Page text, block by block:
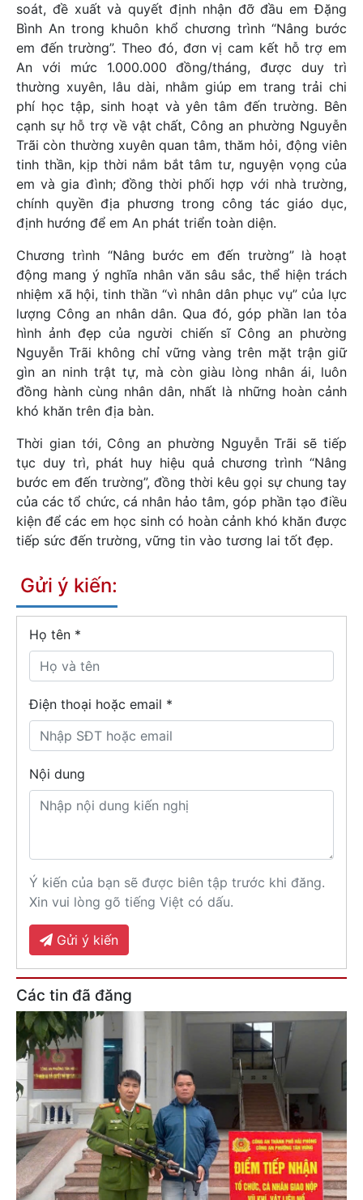
soát, đề xuất và quyết định nhận đỡ đầu em Đặng
Bình An trong khuôn khổ chương trình “Nâng bước
em đến trường”. Theo đó, đơn vị cam kết hỗ trợ em
An với mức 1.000.000 đồng/tháng, được duy trì
thường xuyên, lâu dài, nhằm giúp em trang trải chi
phí học tập, sinh hoạt và yên tâm đến trường. Bên
cạnh sự hỗ trợ về vật chất, Công an phường Nguyễn
Trãi còn thường xuyên quan tâm, thăm hỏi, động viên
tinh thần, kịp thời nắm bắt tâm tư, nguyện vọng của
em và gia đình; đồng thời phối hợp với nhà trường,
chính quyền địa phương trong công tác giáo dục,
định hướng để em An phát triển toàn diện.
Chương trình “Nâng bước em đến trường” là hoạt
động mang ý nghĩa nhân văn sâu sắc, thể hiện trách
nhiệm xã hội, tinh thần “vì nhân dân phục vụ” của lực
lượng Công an nhân dân. Qua đó, góp phần lan tỏa
hình ảnh đẹp của người chiến sĩ Công an phường
Nguyễn Trãi không chỉ vững vàng trên mặt trận giữ
gìn an ninh trật tự, mà còn giàu lòng nhân ái, luôn
đồng hành cùng nhân dân, nhất là những hoàn cảnh
khó khăn trên địa bàn.
Thời gian tới, Công an phường Nguyễn Trãi sẽ tiếp
tục duy trì, phát huy hiệu quả chương trình “Nâng
bước em đến trường”, đồng thời kêu gọi sự chung tay
của các tổ chức, cá nhân hảo tâm, góp phần tạo điều
kiện để các em học sinh có hoàn cảnh khó khăn được
tiếp sức đến trường, vững tin vào tương lai tốt đẹp.
Gửi ý kiến:
Họ tên *
Điện thoại hoặc email *
Nội dung
Ý kiến của bạn sẽ được biên tập trước khi đăng.
Xin vui lòng gõ tiếng Việt có dấu.
Gửi ý kiến
Các tin đã đăng